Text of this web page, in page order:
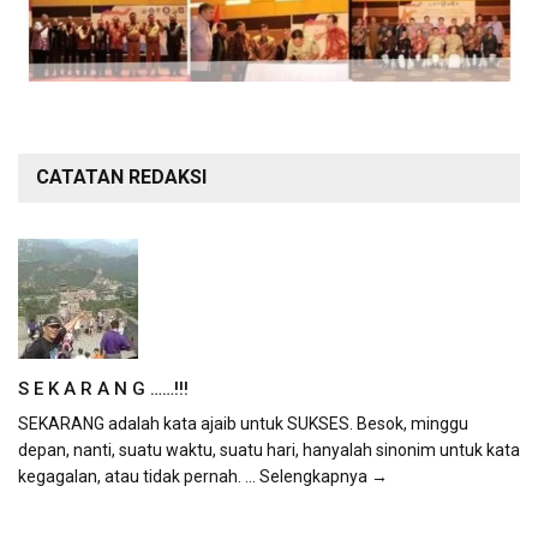
CATATAN REDAKSI
S E K A R A N G ……!!!
SEKARANG adalah kata ajaib untuk SUKSES. Besok, minggu
depan, nanti, suatu waktu, suatu hari, hanyalah sinonim untuk kata
kegagalan, atau tidak pernah. ... Selengkapnya →